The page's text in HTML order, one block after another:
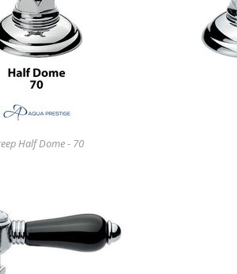
Half Dome - 70